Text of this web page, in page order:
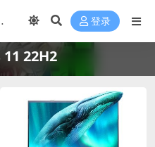
登录
22H2